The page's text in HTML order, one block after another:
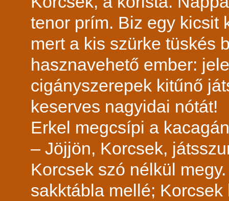
tenor prím. Biz egy kicsit
mert a kis szürke tüskés
hasznavehető ember:
cigányszerepek kitűnő
keserves nagyidai nótát!
Erkel megcsípi a
– Jöjjön, Korcsek,
Korcsek szó nélkül
sakktábla mellé;